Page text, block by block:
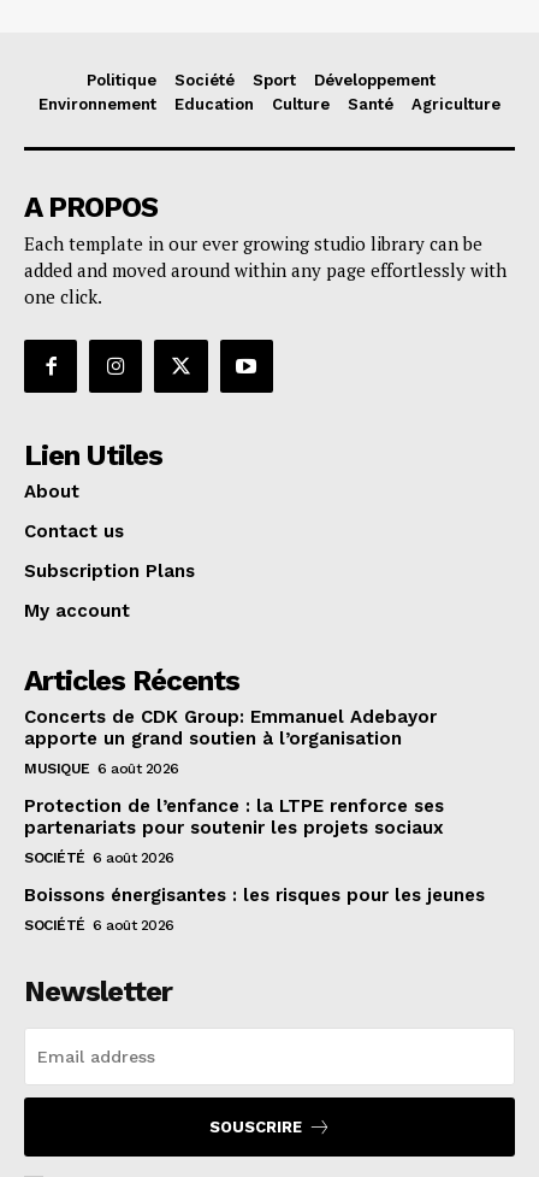
Politique Société Sport
Développement
Environnement
Education Culture Santé Agriculture
A PROPOS
Each template in our ever growing studio library can be
added and moved around within any page effortlessly with
one click.
Lien Utiles
About
Contact us
Subscription Plans
My account
Articles Récents
Concerts de CDK Group: Emmanuel Adebayor
apporte un grand soutien à l’organisation
MUSIQUE 6 août 2026
Protection de l’enfance : la LTPE renforce ses
partenariats pour soutenir les projets sociaux
SOCIÉTÉ 6 août 2026
Boissons énergisantes : les risques pour les jeunes
SOCIÉTÉ 6 août 2026
Newsletter
SOUSCRIRE